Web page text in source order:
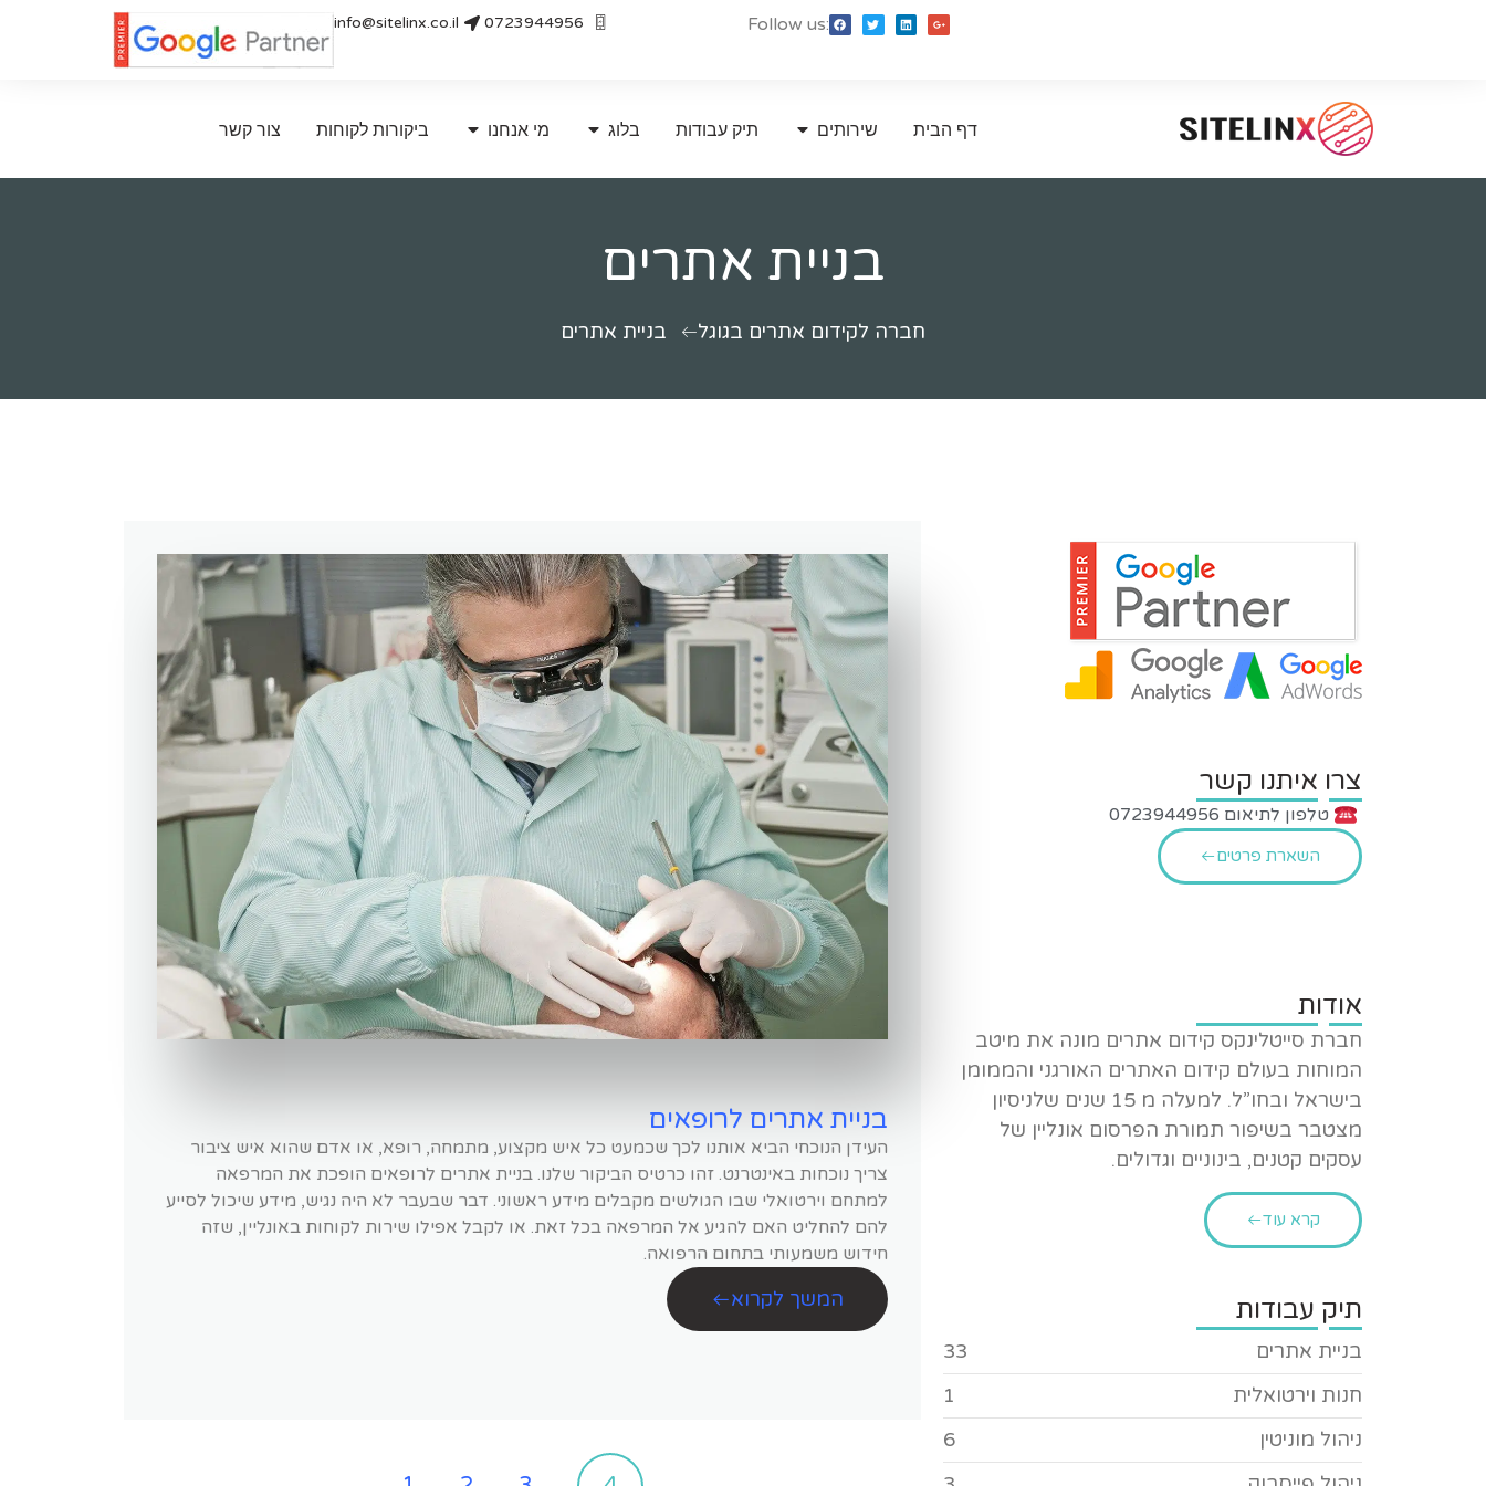
0723944956
info@sitelinx.co.il Follow us:
דף הבית שירותים תיק עבודות בלוג מי אנחנו ביקורות לקוחות צור קשר
בניית אתרים
חברה לקידום אתרים בגוגל בניית אתרים
בניית אתרים לרופאים
העידן הנוכחי הביא אותנו לכך שכמעט כל איש מקצוע, מתמחה, רופא, או אדם שהוא איש ציבור
צריך נוכחות באינטרנט. זהו כרטיס הביקור שלנו. בניית אתרים לרופאים הופכת את המרפאה
למתחם וירטואלי שבו הגולשים מקבלים מידע ראשוני. דבר שבעבר לא היה נגיש, מידע שיכול לסייע
להם להחליט האם להגיע אל המרפאה בכל זאת. או לקבל אפילו שירות לקוחות באונליין, שזה
חידוש משמעותי בתחום הרפואה.
המשך לקרוא
צרו איתנו קשר
טלפון לתיאום 0723944956
השארת פרטים
אודות
חברת סייטלינקס קידום אתרים מונה את מיטב
המוחות בעולם קידום האתרים האורגני והממומן
בישראל ובחו”ל. למעלה מ 15 שנים שלניסיון
מצטבר בשיפור תמורת הפרסום אונליין של
עסקים קטנים, בינוניים וגדולים.
קרא עוד
תיק עבודות
בניית אתרים
33
חנות וירטואלית
1
ניהול מוניטין
6